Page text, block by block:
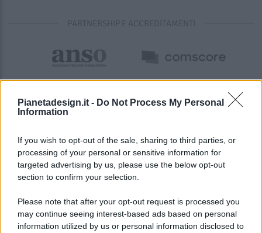
Pianetadesign.it - Do Not Process My Personal
Information
If you wish to opt-out of the sale, sharing to third parties, or
processing of your personal or sensitive information for
targeted advertising by us, please use the below opt-out
section to confirm your selection.
Please note that after your opt-out request is processed you
may continue seeing interest-based ads based on personal
information utilized by us or personal information disclosed to
PARTNERSHIP E ACCREDITAMENTI
© 2026 - Pianeta Design - P.IVA 04827280654 - Testata
Registrata Al Tribunale Di Nocera Inferiore N. 8/2020 - RG N.
ISCRIZIONE AL ROC N. 35792 – ISCRITTA ALL’ANSO
(ASSOCIAZIONE NAZIONALE STAMPA ONLINE)